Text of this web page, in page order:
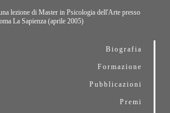
lezione di Master in Psicologia dell'Arte presso
La Sapienza (aprile 2005)
Biografia
Formazione
Pubblicazioni
Premi